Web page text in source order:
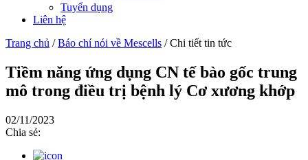
Tuyển dụng
Liên hệ
Trang chủ /Báo chí nói về Mescells /Chi tiết tin tức
Tiềm năng ứng dụng CN tế bào gốc trung
mô trong điều trị bệnh lý Cơ xương khớp
02/11/2023
Chia sẻ: